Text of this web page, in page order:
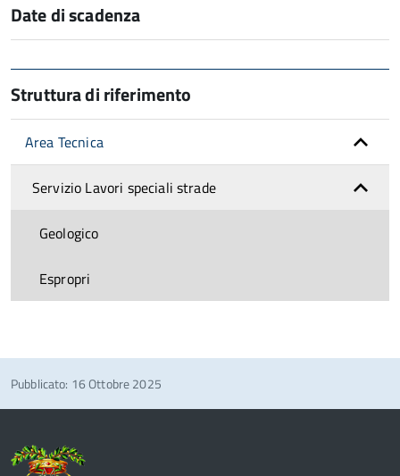
Date di scadenza
Struttura di riferimento
Area Tecnica
Servizio Lavori speciali strade
Geologico
Espropri
Pubblicato: 16 Ottobre 2025